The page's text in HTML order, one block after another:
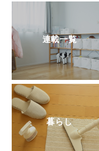
連載一覧
暮らし